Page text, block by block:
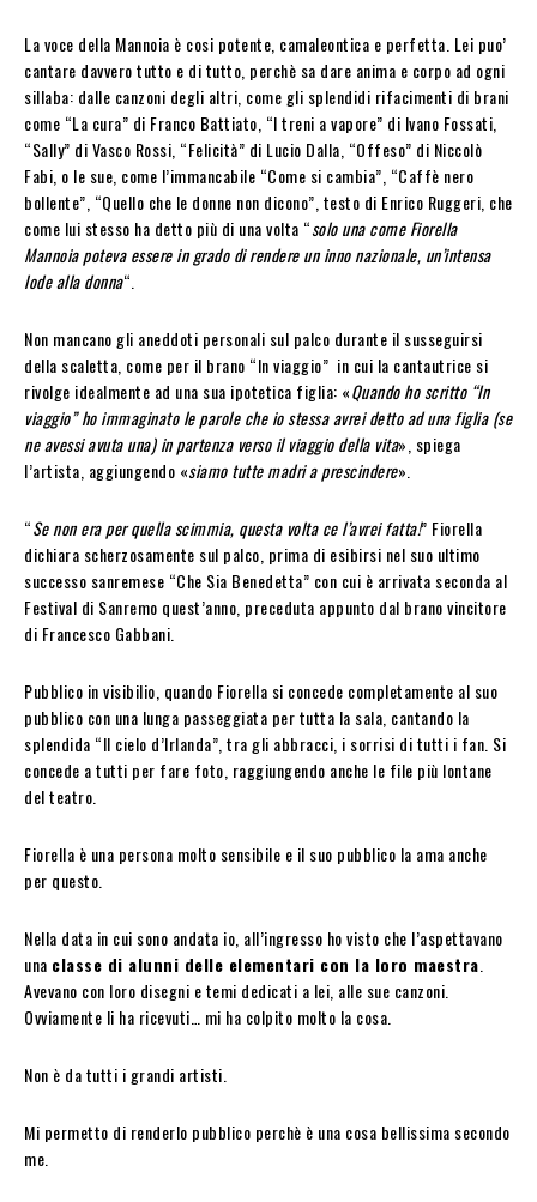
La voce della Mannoia è cosi potente, camaleontica e perfetta. Lei puo’
cantare davvero tutto e di tutto, perchè sa dare anima e corpo ad ogni
sillaba: dalle canzoni degli altri, come gli splendidi rifacimenti di brani
come “La cura” di Franco Battiato, “I treni a vapore” di Ivano Fossati,
“Sally” di Vasco Rossi, “Felicità” di Lucio Dalla, “Offeso” di Niccolò
Fabi, o le sue, come l’immancabile “Come si cambia”, “Caffè nero
bollente”, “Quello che le donne non dicono”, testo di Enrico Ruggeri, che
come lui stesso ha detto più di una volta “solo una come Fiorella
Mannoia poteva essere in grado di rendere un inno nazionale, un’intensa
lode alla donna“.
Non mancano gli aneddoti personali sul palco durante il susseguirsi
della scaletta, come per il brano “In viaggio” in cui la cantautrice si
rivolge idealmente ad una sua ipotetica figlia: «Quando ho scritto “In
viaggio” ho immaginato le parole che io stessa avrei detto ad una figlia (se
ne avessi avuta una) in partenza verso il viaggio della vita», spiega
l’artista, aggiungendo «siamo tutte madri a prescindere».
“Se non era per quella scimmia, questa volta ce l’avrei fatta!” Fiorella
dichiara scherzosamente sul palco, prima di esibirsi nel suo ultimo
successo sanremese “Che Sia Benedetta” con cui è arrivata seconda al
Festival di Sanremo quest’anno, preceduta appunto dal brano vincitore
di Francesco Gabbani.
Pubblico in visibilio, quando Fiorella si concede completamente al suo
pubblico con una lunga passeggiata per tutta la sala, cantando la
splendida “Il cielo d’Irlanda”, tra gli abbracci, i sorrisi di tutti i fan. Si
concede a tutti per fare foto, raggiungendo anche le file più lontane
del teatro.
Fiorella è una persona molto sensibile e il suo pubblico la ama anche
per questo.
Nella data in cui sono andata io, all’ingresso ho visto che l’aspettavano
una classe di alunni delle elementari con la loro maestra
Avevano con loro disegni e temi dedicati a lei, alle sue canzoni.
Ovviamente li ha ricevuti… mi ha colpito molto la cosa.
Non è da tutti i grandi artisti.
Mi permetto di renderlo pubblico perchè è una cosa bellissima secondo
me.